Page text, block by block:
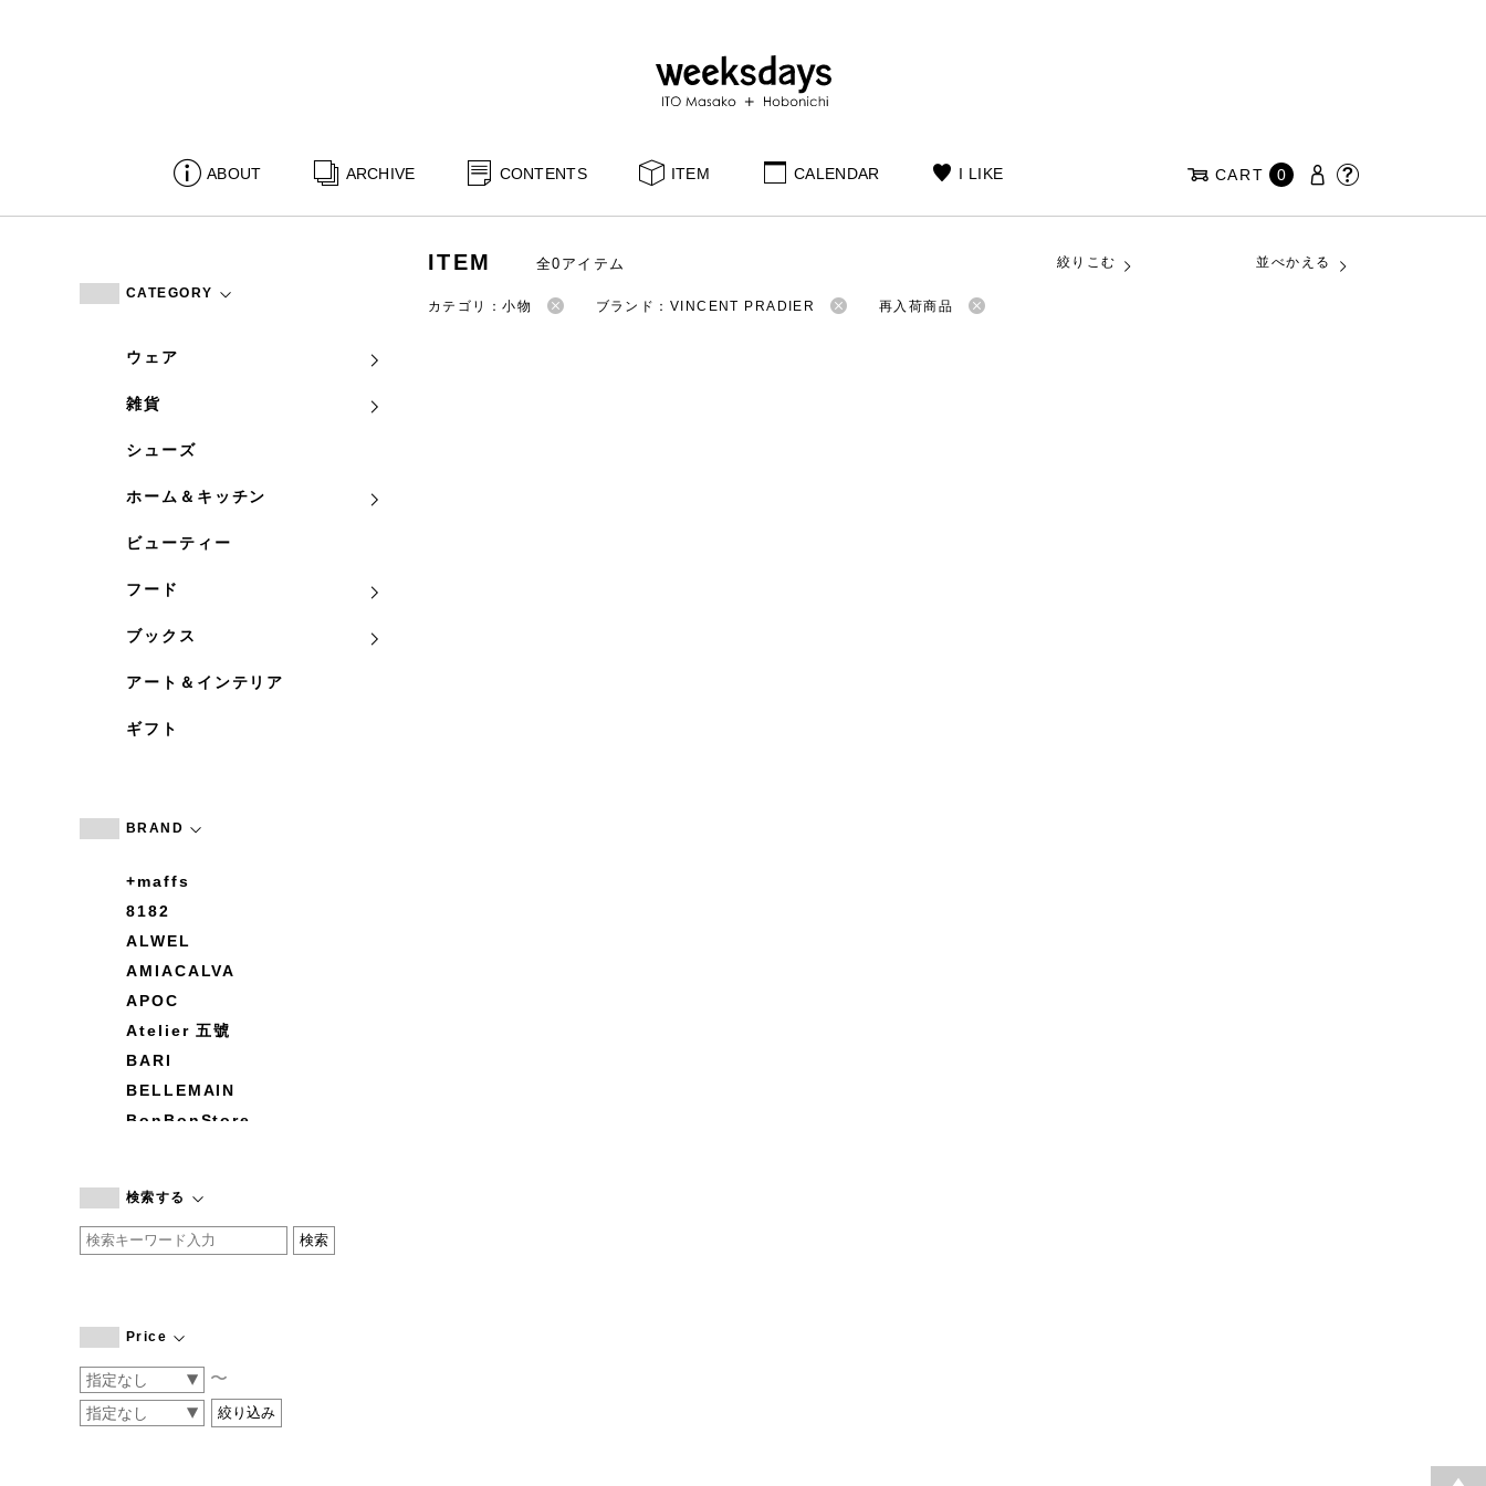
ABOUT ARCHIVE CONTENTS ITEM CALENDAR I LIKE CART 0
CATEGORY
ウェア
雑貨
シューズ
ホーム＆キッチン
ビューティー
フード
ブックス
アート＆インテリア
ギフト
BRAND
+maffs
8182
ALWEL
AMIACALVA
APOC
Atelier 五號
BARI
BELLEMAIN
BonBonStore
by basics
CATWORTH
COGTHEBIGSMOKE
CONVERSE
DEAN & DELUCA
検索する
Price
〜
ITEM 全0アイテム 絞りこむ 並べかえる
カテゴリ：小物 ブランド：VINCENT PRADIER 再入荷商品